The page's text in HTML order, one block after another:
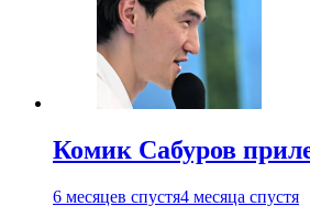
Комик Сабуров
6 месяцев спустя4 месяца спустя